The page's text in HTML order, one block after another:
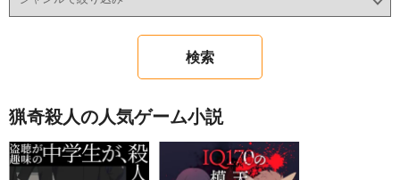
猟奇殺人の人気ゲーム小説